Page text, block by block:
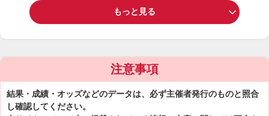
もっと見る
注意事項
結果・成績・オッズなどのデータは、必ず主催者発行のものと照合
し確認してください。